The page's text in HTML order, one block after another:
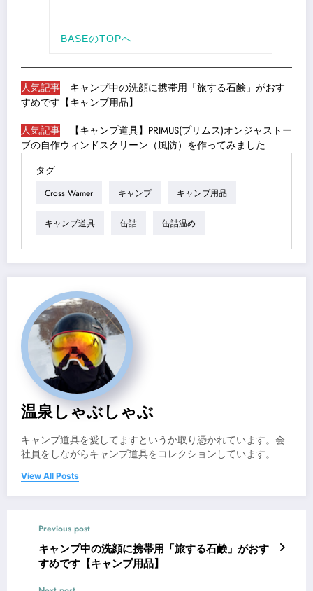
人気記事
キャンプ中の洗顔に携帯用「旅する石鹸」がおす
すめです【キャンプ用品】
人気記事
【キャンプ道具】PRIMUS(プリムス)オンジャストー
ブの自作ウィンドスクリーン（風防）を作ってみました
タグ
Cross Wamer キャンプ キャンプ用品
キャンプ道具 缶詰 缶詰温め
温泉しゃぶしゃぶ
キャンプ道具を愛してますというか取り憑かれています。会
社員をしながらキャンプ道具をコレクションしています。
View All Posts
Previous post
キャンプ中の洗顔に携帯用「旅する石鹸」がおす
すめです【キャンプ用品】